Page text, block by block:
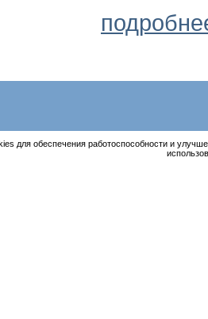
для обеспечения работоспособности и